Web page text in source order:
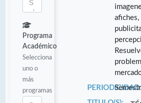
Programa
Académico
Selecciona
uno o
más
programas
PERIODICIDAD: